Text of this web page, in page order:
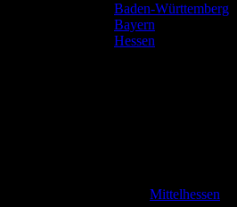
Baden-Württemberg
Bayern
Hessen
Mittelhessen